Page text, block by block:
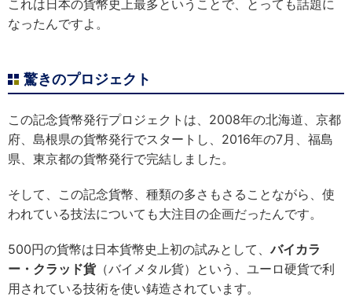
これは日本の貨幣史上最多ということで、とっても話題に
なったんですよ。
驚きのプロジェクト
この記念貨幣発行プロジェクトは、2008年の北海道、京都
府、島根県の貨幣発行でスタートし、2016年の7月、福島
県、東京都の貨幣発行で完結しました。
そして、この記念貨幣、種類の多さもさることながら、使
われている技法についても大注目の企画だったんです。
500円の貨幣は日本貨幣史上初の試みとして、バイカラ
ー・クラッド貨（バイメタル貨）という、ユーロ硬貨で利
用されている技術を使い鋳造されています。